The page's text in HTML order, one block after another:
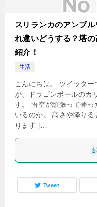
スリランカのアンブ
れ違いどうする？塔
紹介！
生活
こんにちは。 ツイッタ
が、ドラゴンボールのカ
す。 悟空が頑張って登っ
いるのか。 高さや降り
ります […]
Tweet